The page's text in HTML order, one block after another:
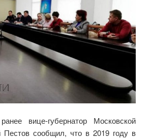
вице-губернатор Московской
Пестов сообщил, что в 2019 году в